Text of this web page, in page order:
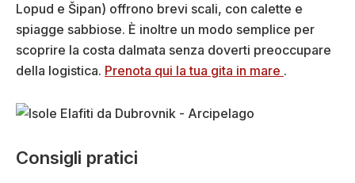
Lopud e Šipan) offrono brevi scali, con calette e
spiagge sabbiose. È inoltre un modo semplice per
scoprire la costa dalmata senza doverti preoccupare
della logistica. Prenota qui la tua gita in mare .
Consigli pratici